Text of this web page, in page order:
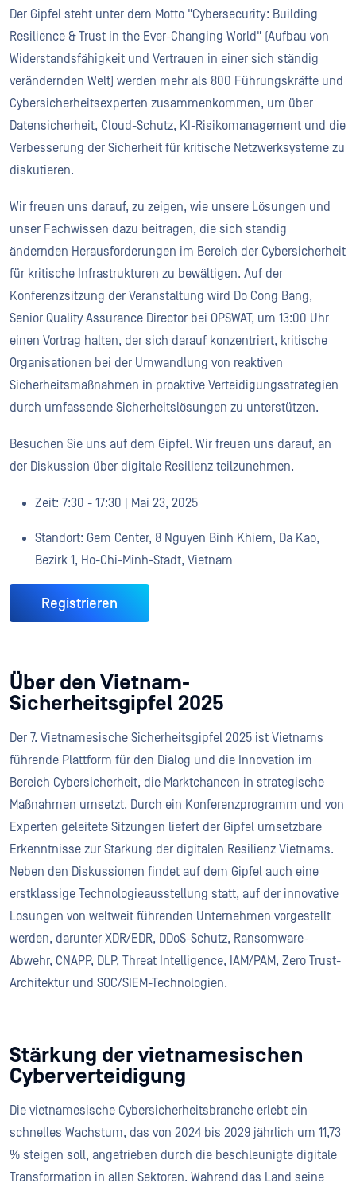
Der Gipfel steht unter dem Motto "Cybersecurity: Building
Resilience & Trust in the Ever-Changing World" (Aufbau von
Widerstandsfähigkeit und Vertrauen in einer sich ständig
verändernden Welt) werden mehr als 800 Führungskräfte und
Cybersicherheitsexperten zusammenkommen, um über
Datensicherheit, Cloud-Schutz, KI-Risikomanagement und die
Verbesserung der Sicherheit für kritische Netzwerksysteme zu
diskutieren.
Wir freuen uns darauf, zu zeigen, wie unsere Lösungen und
unser Fachwissen dazu beitragen, die sich ständig
ändernden Herausforderungen im Bereich der Cybersicherheit
für kritische Infrastrukturen zu bewältigen. Auf der
Konferenzsitzung der Veranstaltung wird Do Cong Bang,
Senior Quality Assurance Director bei OPSWAT, um 13:00 Uhr
einen Vortrag halten, der sich darauf konzentriert, kritische
Organisationen bei der Umwandlung von reaktiven
Sicherheitsmaßnahmen in proaktive Verteidigungsstrategien
durch umfassende Sicherheitslösungen zu unterstützen.
Besuchen Sie uns auf dem Gipfel. Wir freuen uns darauf, an
der Diskussion über digitale Resilienz teilzunehmen.
Zeit: 7:30 - 17:30 | Mai 23, 2025
Standort: Gem Center, 8 Nguyen Binh Khiem, Da Kao,
Bezirk 1, Ho-Chi-Minh-Stadt, Vietnam
Registrieren
Über den Vietnam-
Sicherheitsgipfel 2025
Der 7. Vietnamesische Sicherheitsgipfel 2025 ist Vietnams
führende Plattform für den Dialog und die Innovation im
Bereich Cybersicherheit, die Marktchancen in strategische
Maßnahmen umsetzt. Durch ein Konferenzprogramm und von
Experten geleitete Sitzungen liefert der Gipfel umsetzbare
Erkenntnisse zur Stärkung der digitalen Resilienz Vietnams.
Neben den Diskussionen findet auf dem Gipfel auch eine
erstklassige Technologieausstellung statt, auf der innovative
Lösungen von weltweit führenden Unternehmen vorgestellt
werden, darunter XDR/EDR, DDoS-Schutz, Ransomware-
Abwehr, CNAPP, DLP, Threat Intelligence, IAM/PAM, Zero Trust-
Architektur und SOC/SIEM-Technologien.
Stärkung der vietnamesischen
Cyberverteidigung
Die vietnamesische Cybersicherheitsbranche erlebt ein
schnelles Wachstum, das von 2024 bis 2029 jährlich um 11,73
% steigen soll, angetrieben durch die beschleunigte digitale
Transformation in allen Sektoren. Während das Land seine